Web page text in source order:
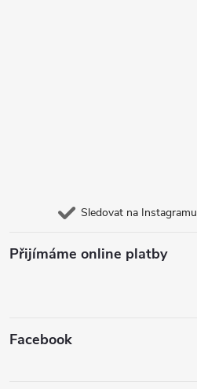
Sledovat na Instagramu
Přijímáme online platby
Facebook